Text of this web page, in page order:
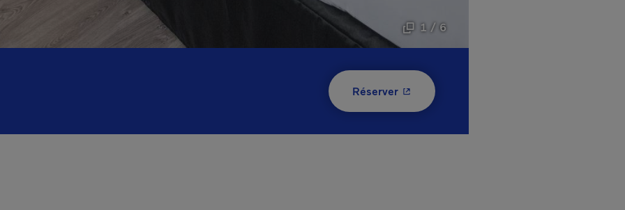
1 / 6
Réserver- Cet hyperlien s'ouvrira dans une nouvelle